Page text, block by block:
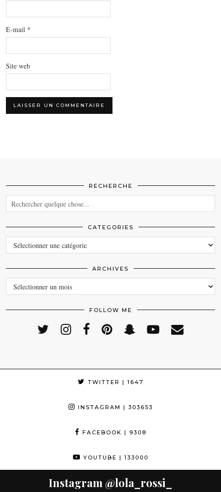
E-mail *
Site web
RECHERCHE
CATEGORIES
CATEGORIES
ARCHIVES
ARCHIVES
FOLLOW ME
TWITTER | 1647
INSTAGRAM | 303653
FACEBOOK | 9308
YOUTUBE | 133000
Instagram @lola_rossi_